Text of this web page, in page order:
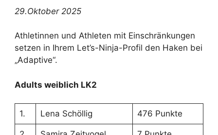
29.Oktober 2025
Athletinnen und Athleten mit Einschränkungen
setzen in Ihrem Let’s-Ninja-Profil den Haken bei
„Adaptive“.
Adults weiblich LK2
1. Lena Schöllig 476 Punkte